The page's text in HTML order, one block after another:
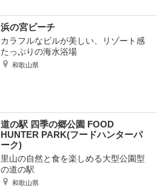
浜の宮ビーチ
カラフルなビルが美しい、リゾート感
たっぷりの海水浴場
和歌山県
道の駅 四季の郷公園 FOOD
HUNTER PARK(フードハンターパ
ーク)
里山の自然と食を楽しめる大型公園型
の道の駅
和歌山県